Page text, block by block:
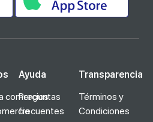
comercios
Ayuda
Preguntas
frecuentes
Transparencia
Términos y
Condiciones